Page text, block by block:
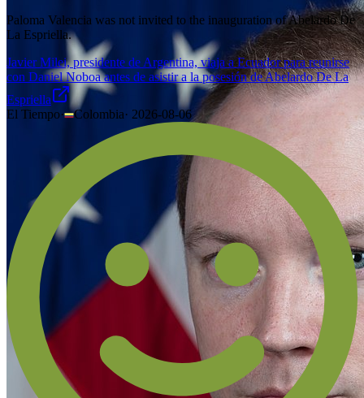
Paloma Valencia was not invited to the inauguration of Abelardo De
La Espriella.
Javier Milei, presidente de Argentina, viaja a Ecuador para reunirse
con Daniel Noboa antes de asistir a la posesión de Abelardo De La
Espriella
El Tiempo· Colombia· 2026-08-06